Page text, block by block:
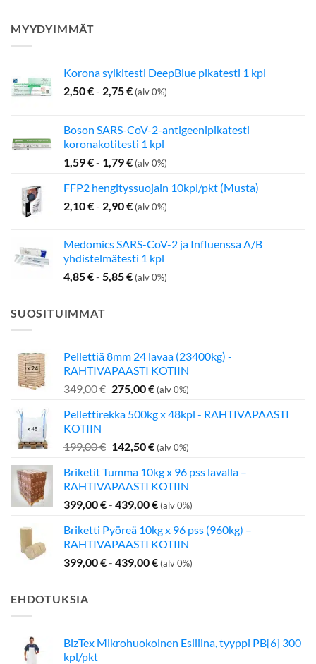
MYYDYIMMÄT
Korona sylkitesti DeepBlue pikatesti 1 kpl
2,50€- 2,75€ (alv 0%)
Boson SARS-CoV-2-antigeenipikatesti
koronakotitesti 1 kpl
1,59€- 1,79€ (alv 0%)
FFP2 hengityssuojain 10kpl/pkt (Musta)
2,10€- 2,90€ (alv 0%)
Medomics SARS-CoV-2 ja Influenssa A/B
yhdistelmätesti 1 kpl
4,85€- 5,85€ (alv 0%)
SUOSITUIMMAT
Pellettiä 8mm 24 lavaa (23400kg) -
RAHTIVAPAASTI KOTIIN
349,00€ Alkuperäinen
oli:
275,00€Nykyinen
on:
(alv 0%)
Pellettirekka 500kg x 48kpl - RAHTIVAPAASTI
KOTIIN
199,00€ Alkuperäinen
oli:
199,00 €.
142,50€Nykyinen
on:
142,50 €.
(alv 0%)
Briketit Tumma 10kg x 96 pss lavalla –
RAHTIVAPAASTI KOTIIN
399,00€- 439,00€ (alv 0%)
Briketti Pyöreä 10kg x 96 pss (960kg) –
RAHTIVAPAASTI KOTIIN
399,00€- 439,00€ (alv 0%)
EHDOTUKSIA
BizTex Mikrohuokoinen Esiliina, tyyppi PB[6] 300
kpl/pkt